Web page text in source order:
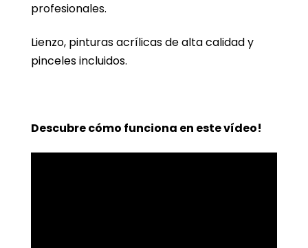
profesionales.
Lienzo, pinturas acrílicas de alta calidad y
pinceles incluidos.
Descubre cómo funciona en este vídeo!